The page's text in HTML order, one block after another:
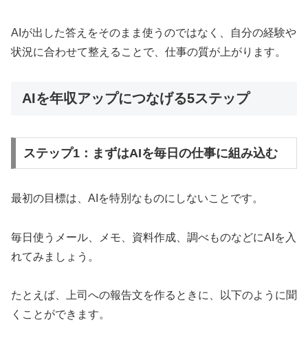
AIが出した答えをそのまま使うのではなく、自分の経験や
状況に合わせて整えることで、仕事の質が上がります。
AIを年収アップにつなげる5ステップ
ステップ1：まずはAIを毎日の仕事に組み込む
最初の目標は、AIを特別なものにしないことです。
毎日使うメール、メモ、資料作成、調べものなどにAIを入
れてみましょう。
たとえば、上司への報告文を作るときに、以下のように聞
くことができます。